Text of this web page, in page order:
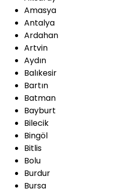
Amasya
Antalya
Ardahan
Artvin
Aydın
Balıkesir
Bartın
Batman
Bayburt
Bilecik
Bingöl
Bitlis
Bolu
Burdur
Bursa